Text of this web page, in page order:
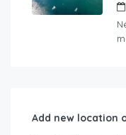
Add new location